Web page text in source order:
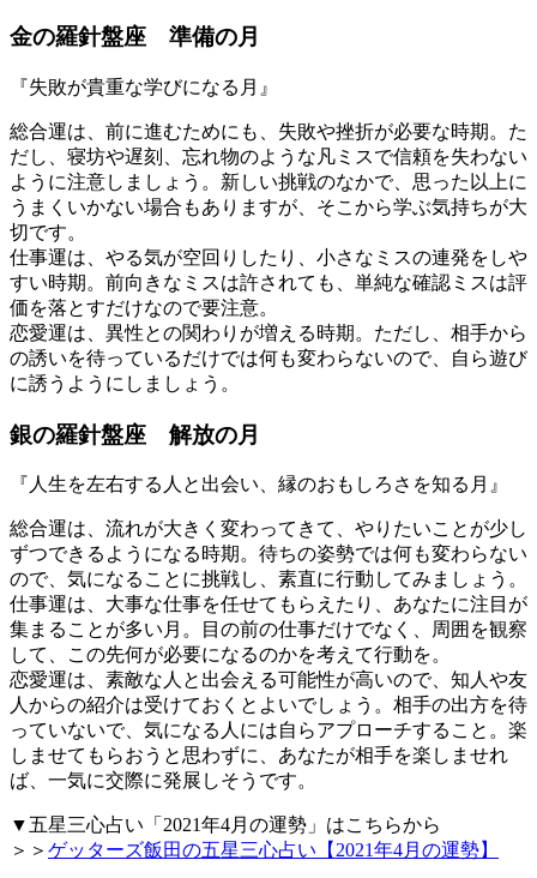
金の羅針盤座 準備の月
『失敗が貴重な学びになる月』
総合運は、前に進むためにも、失敗や挫折が必要な時期。た
だし、寝坊や遅刻、忘れ物のような凡ミスで信頼を失わない
ように注意しましょう。新しい挑戦のなかで、思った以上に
うまくいかない場合もありますが、そこから学ぶ気持ちが大
切です。
仕事運は、やる気が空回りしたり、小さなミスの連発をしや
すい時期。前向きなミスは許されても、単純な確認ミスは評
価を落とすだけなので要注意。
恋愛運は、異性との関わりが増える時期。ただし、相手から
の誘いを待っているだけでは何も変わらないので、自ら遊び
に誘うようにしましょう。
銀の羅針盤座 解放の月
『人生を左右する人と出会い、縁のおもしろさを知る月』
総合運は、流れが大きく変わってきて、やりたいことが少し
ずつできるようになる時期。待ちの姿勢では何も変わらない
ので、気になることに挑戦し、素直に行動してみましょう。
仕事運は、大事な仕事を任せてもらえたり、あなたに注目が
集まることが多い月。目の前の仕事だけでなく、周囲を観察
して、この先何が必要になるのかを考えて行動を。
恋愛運は、素敵な人と出会える可能性が高いので、知人や友
人からの紹介は受けておくとよいでしょう。相手の出方を待
っていないで、気になる人には自らアプローチすること。楽
しませてもらおうと思わずに、あなたが相手を楽しませれ
ば、一気に交際に発展しそうです。
▼五星三心占い「2021年4月の運勢」はこちらから
＞＞ ゲッターズ飯田の五星三心占い【2021年4月の運勢】